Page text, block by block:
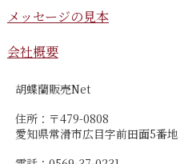
メッセージの見本
会社概要
胡蝶蘭販売Net
住所：〒479-0808
愛知県常滑市広目字前田面5番地